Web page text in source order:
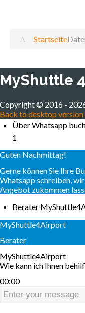
Startseite
MyShuttle
Copyright © 2016 -
Back to desktop version
Über Whatsapp
1
Guten Nachmittag!
Gerne können Sie Ihre
Whatsapp schreiben,
Angebot zukommen
Berater
MyShuttle4Airport
Berater
MyShuttle4Airport
Wie kann ich Ihnen
00:00